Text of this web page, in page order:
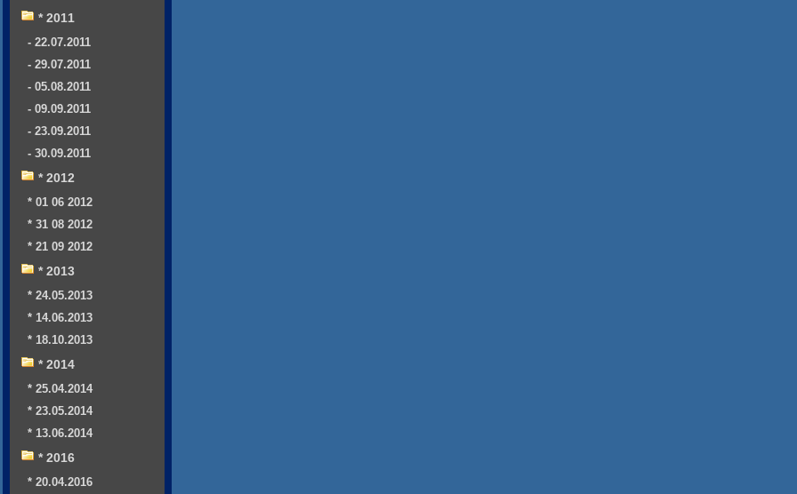
* 2011
- 22.07.2011
- 29.07.2011
- 05.08.2011
- 09.09.2011
- 23.09.2011
- 30.09.2011
* 2012
* 01 06 2012
* 31 08 2012
* 21 09 2012
* 2013
* 24.05.2013
* 14.06.2013
* 18.10.2013
* 2014
* 25.04.2014
* 23.05.2014
* 13.06.2014
* 2016
* 20.04.2016